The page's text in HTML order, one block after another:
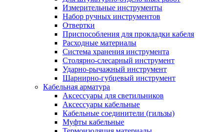
Измерительные инструменты
Набор ручных инструментов
Отвертки
Приспособления для прокладки кабеля
Расходные материалы
Система хранения инструмента
Столярно-слесарный инструмент
Ударно-рычажный инструмент
Шарнирно-губцевый инструмент
Кабельная арматура
Аксессуары для светильников
Аксессуары кабельные
Кабельные соединители (гильзы)
Муфты кабельные